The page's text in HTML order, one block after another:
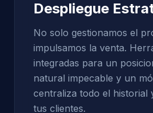
Despliegue
No solo gestionamos el
impulsamos la venta.
integradas para un
natural impecable y un
centraliza todo el historial
tus clientes.